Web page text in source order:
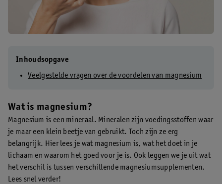
Inhoudsopgave
Veelgestelde vragen over de voordelen van magnesium
Wat is magnesium?
Magnesium is een mineraal. Mineralen zijn voedingsstoffen waar
je maar een klein beetje van gebruikt. Toch zijn ze erg
belangrijk. Hier lees je wat magnesium is, wat het doet in je
lichaam en waarom het goed voor je is. Ook leggen we je uit wat
het verschil is tussen verschillende magnesiumsupplementen.
Lees snel verder!